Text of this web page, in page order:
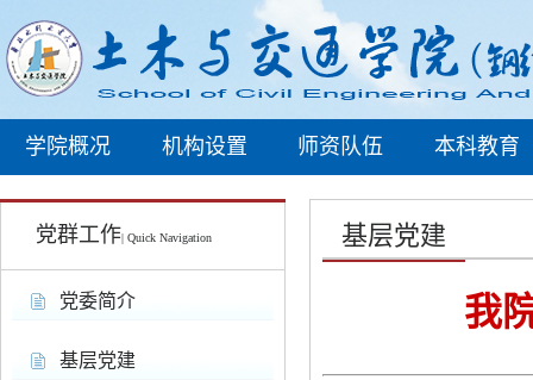
学院概况 机构设置 师资队伍 本科教育
党群工作| Quick Navigation
党委简介
基层党建
基层党建
我